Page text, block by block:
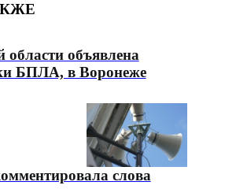
объявлена
БПЛА, в Воронеже
слова